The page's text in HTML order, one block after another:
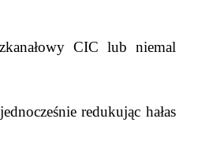
CIC lub niemal
redukując hałas